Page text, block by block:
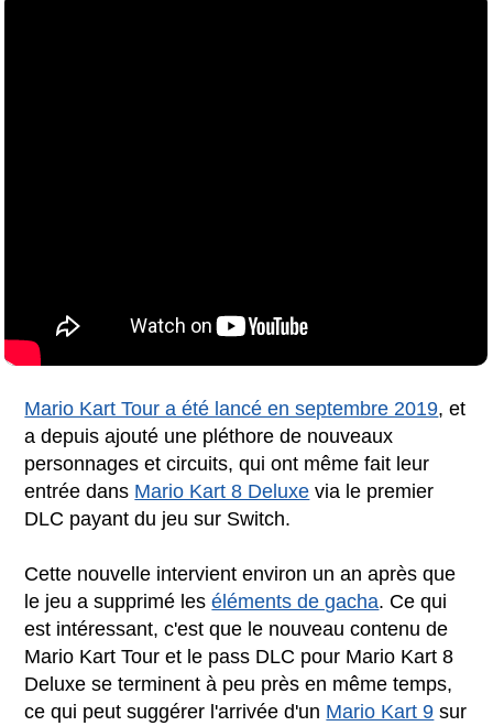
Mario Kart Tour a été lancé en septembre 2019, et
a depuis ajouté une pléthore de nouveaux
personnages et circuits, qui ont même fait leur
entrée dans Mario Kart 8 Deluxe via le premier
DLC payant du jeu sur Switch.
Cette nouvelle intervient environ un an après que
le jeu a supprimé leséléments de gacha. Ce qui
est intéressant, c'est que le nouveau contenu de
Mario Kart Tour et le pass DLC pour Mario Kart 8
Deluxe se terminent à peu près en même temps,
ce qui peut suggérer l'arrivée d'un Mario Kart 9 sur